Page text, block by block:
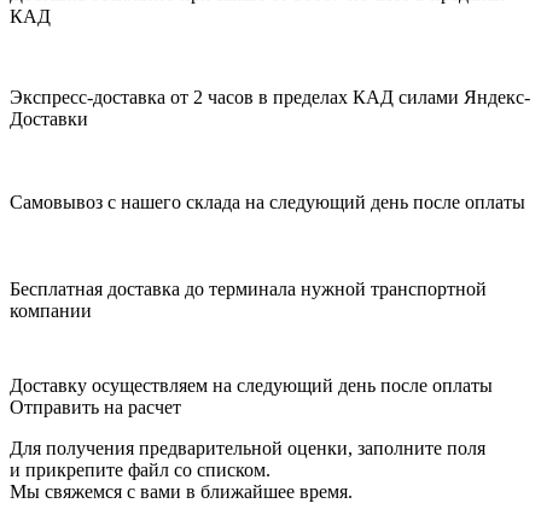
КАД
Экспресс-доставка от 2 часов в пределах КАД силами Яндекс-
Доставки
Самовывоз с нашего склада на следующий день после оплаты
Бесплатная доставка до терминала нужной транспортной
компании
Доставку осуществляем на следующий день после оплаты
Отправить на расчет
Для получения предварительной оценки, заполните поля
и прикрепите файл со списком.
Мы свяжемся с вами в ближайшее время.